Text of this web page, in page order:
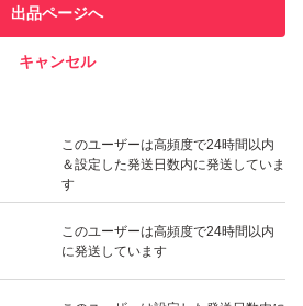
での取引実績があります
このユーザーは高頻度で24時間以内
＆設定した発送日数内に発送していま
す
このユーザーは高頻度で24時間以内
に発送しています
出品ページへ
キャンセル
いいね！
70,000